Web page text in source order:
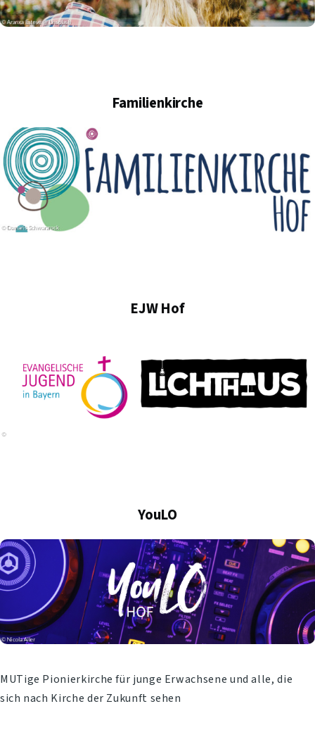
Familienkirche
EJW Hof
YouLO
MUTige Pionierkirche für junge Erwachsene und alle, die
sich nach Kirche der Zukunft sehen